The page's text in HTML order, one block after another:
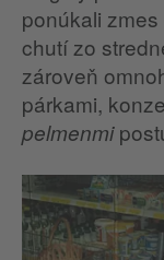
ponúkali
chutí zo
zároveň
párkami,
pelmenmi